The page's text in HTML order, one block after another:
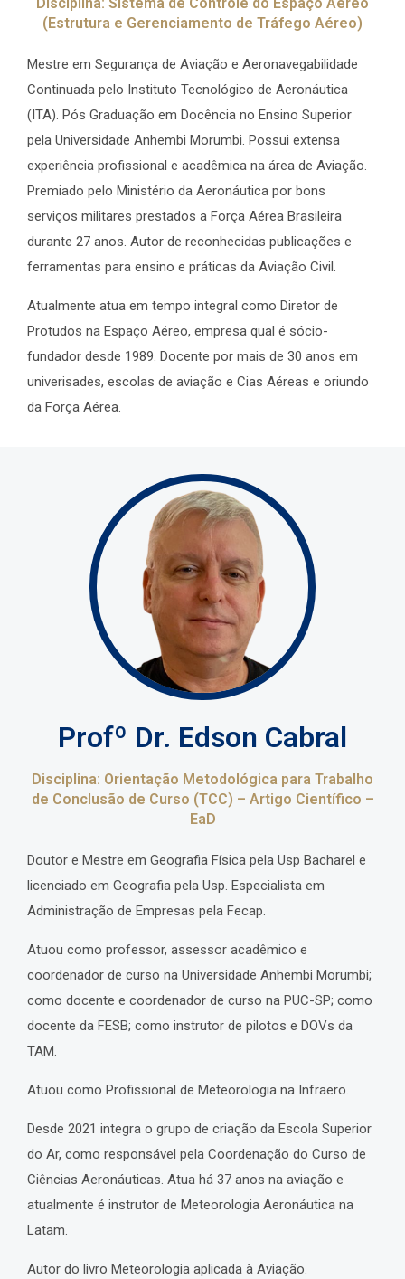
Disciplina: Sistema de Controle do Espaço Aéreo
(Estrutura e Gerenciamento de Tráfego Aéreo)
Mestre em Segurança de Aviação e Aeronavegabilidade
Continuada pelo Instituto Tecnológico de Aeronáutica
(ITA). Pós Graduação em Docência no Ensino Superior
pela Universidade Anhembi Morumbi. Possui extensa
experiência profissional e acadêmica na área de Aviação.
Premiado pelo Ministério da Aeronáutica por bons
serviços militares prestados a Força Aérea Brasileira
durante 27 anos. Autor de reconhecidas publicações e
ferramentas para ensino e práticas da Aviação Civil.
Atualmente atua em tempo integral como Diretor de
Protudos na Espaço Aéreo, empresa qual é sócio-
fundador desde 1989. Docente por mais de 30 anos em
univerisades, escolas de aviação e Cias Aéreas e oriundo
da Força Aérea.
Profº Dr. Edson Cabral
Disciplina: Orientação Metodológica para Trabalho
de Conclusão de Curso (TCC) – Artigo Científico –
EaD
Doutor e Mestre em Geografia Física pela Usp Bacharel e
licenciado em Geografia pela Usp. Especialista em
Administração de Empresas pela Fecap.
Atuou como professor, assessor acadêmico e
coordenador de curso na Universidade Anhembi Morumbi;
como docente e coordenador de curso na PUC-SP; como
docente da FESB; como instrutor de pilotos e DOVs da
TAM.
Atuou como Profissional de Meteorologia na Infraero.
Desde 2021 integra o grupo de criação da Escola Superior
do Ar, como responsável pela Coordenação do Curso de
Ciências Aeronáuticas. Atua há 37 anos na aviação e
atualmente é instrutor de Meteorologia Aeronáutica na
Latam.
Autor do livro Meteorologia aplicada à Aviação.